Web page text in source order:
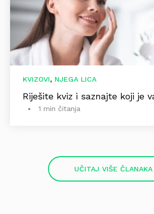
KVIZOVI, NJEGA LICA
Riješite kviz i saznajte koji je
1 min čitanja
UČITAJ VIŠE ČLANAKA